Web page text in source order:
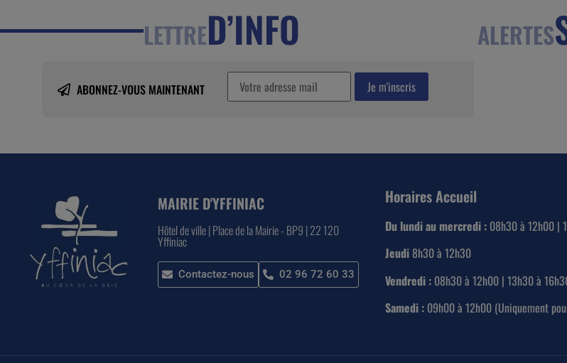
LETTRED’INFO
ABONNEZ-VOUS MAINTENANT
ALERTES
MAIRIE D'YFFINIAC
Hôtel de ville | Place de la Mairie - BP9 | 22 120
Yffiniac
Contactez-nous 02 96 72 60 33
Horaires Accueil
Du lundi au mercredi :08h30 à 12h00 |
Jeudi8h30 à 12h30
Vendredi :08h30 à 12h00 | 13h30 à
Samedi :09h00 à 12h00 (Uniquement